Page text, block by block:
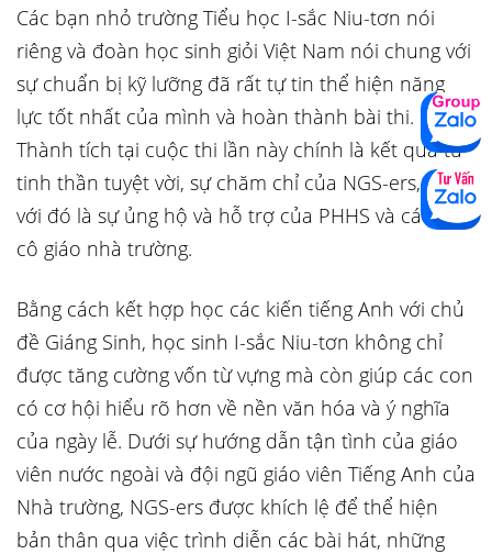
Các bạn nhỏ trường Tiểu học I-sắc Niu-tơn nói
riêng và đoàn học sinh giỏi Việt Nam nói chung với
sự chuẩn bị kỹ lưỡng đã rất tự tin thể hiện năng
lực tốt nhất của mình và hoàn thành bài thi.
Thành tích tại cuộc thi lần này chính là kết quả từ
tinh thần tuyệt vời, sự chăm chỉ của NGS-ers, cùng
với đó là sự ủng hộ và hỗ trợ của PHHS và các thầy
cô giáo nhà trường.
Bằng cách kết hợp học các kiến tiếng Anh với chủ
đề Giáng Sinh, học sinh I-sắc Niu-tơn không chỉ
được tăng cường vốn từ vựng mà còn giúp các con
có cơ hội hiểu rõ hơn về nền văn hóa và ý nghĩa
của ngày lễ. Dưới sự hướng dẫn tận tình của giáo
viên nước ngoài và đội ngũ giáo viên Tiếng Anh của
Nhà trường, NGS-ers được khích lệ để thể hiện
bản thân qua việc trình diễn các bài hát, những